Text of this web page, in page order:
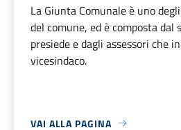
La Giunta Comunale è uno
del comune, ed è composta dal
presiede e dagli assessori che
vicesindaco.
VAI ALLA PAGINA